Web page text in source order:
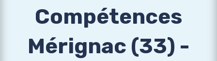
Compétences
Mérignac (33) -